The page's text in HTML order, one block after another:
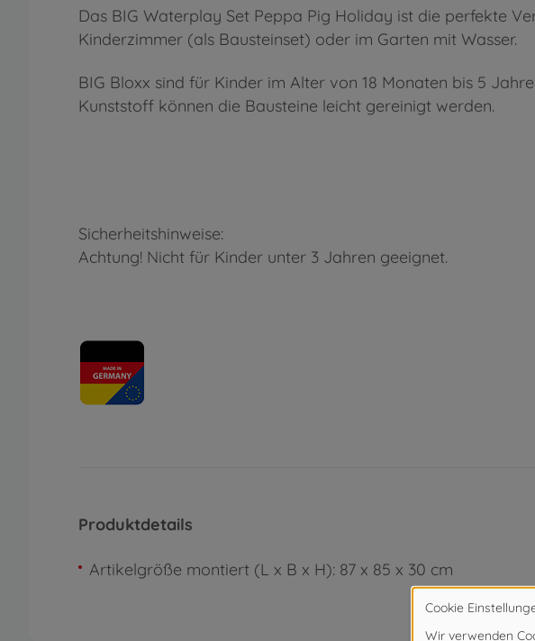
Das BIG Waterplay Set Peppa Pig Holiday ist die perfekte
Kinderzimmer (als Bausteinset) oder im Garten mit Wasser.
BIG Bloxx sind für Kinder im Alter von 18 Monaten bis 5
Kunststoff können die Bausteine leicht gereinigt werden.
Sicherheitshinweise:
Achtung! Nicht für Kinder unter 3 Jahren geeignet.
Produktdetails
Artikelgröße montiert (L x B x H): 87 x 85 x 30 cm